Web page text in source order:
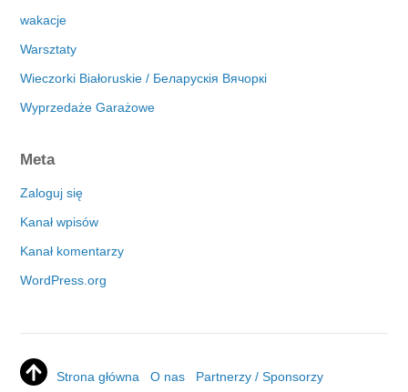
wakacje
Warsztaty
Wieczorki Białoruskie / Беларускія Вячоркі
Wyprzedaże Garażowe
Meta
Zaloguj się
Kanał wpisów
Kanał komentarzy
WordPress.org
Strona główna O nas Partnerzy / Sponsorzy